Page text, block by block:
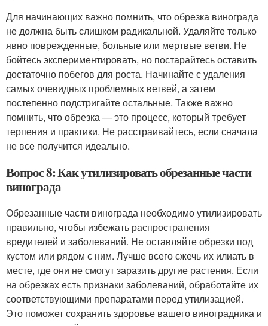
Для начинающих важно помнить, что обрезка винограда
не должна быть слишком радикальной. Удаляйте только
явно поврежденные, больные или мертвые ветви. Не
бойтесь экспериментировать, но постарайтесь оставить
достаточно побегов для роста. Начинайте с удаления
самых очевидных проблемных ветвей, а затем
постепенно подстригайте остальные. Также важно
помнить, что обрезка — это процесс, который требует
терпения и практики. Не расстраивайтесь, если сначала
не все получится идеально.
Вопрос 8: Как утилизировать обрезанные части
винограда
Обрезанные части винограда необходимо утилизировать
правильно, чтобы избежать распространения
вредителей и заболеваний. Не оставляйте обрезки под
кустом или рядом с ним. Лучше всего сжечь их илиать в
месте, где они не смогут заразить другие растения. Если
на обрезках есть признаки заболеваний, обработайте их
соответствующими препаратами перед утилизацией.
Это поможет сохранить здоровье вашего виноградника и